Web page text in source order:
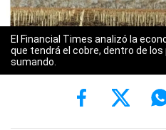
El Financial Times analizó la
que tendrá el cobre, dentro de
sumando.